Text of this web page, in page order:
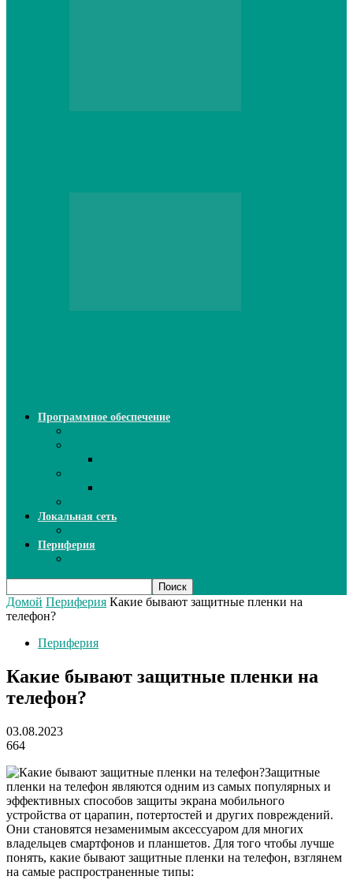
Программное обеспечение
Локальная сеть
Периферия
Домой Периферия Какие бывают защитные пленки на
телефон?
Периферия
Какие бывают защитные пленки на
телефон?
03.08.2023
664
Защитные
пленки на телефон являются одним из самых популярных и
эффективных способов защиты экрана мобильного
устройства от царапин, потертостей и других повреждений.
Они становятся незаменимым аксессуаром для многих
владельцев смартфонов и планшетов. Для того чтобы лучше
понять, какие бывают защитные пленки на телефон, взглянем
на самые распространенные типы: